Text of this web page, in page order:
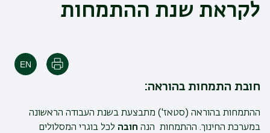
לקראת שנת ההתמחות
הדפסה
חובת התמחות בהוראה:
ההתמחות בהוראה (סטאז') מתבצעת בשנת העבודה הראשונה
במערכת החינוך. ההתמחות הנה חובה לכל בוגרי המסלולים